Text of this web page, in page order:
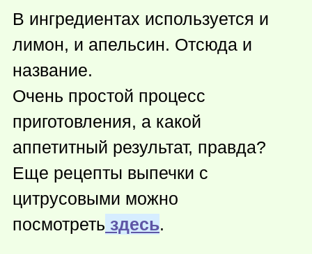
В ингредиентах используется и
лимон, и апельсин. Отсюда и
название.
Очень простой процесс
приготовления, а какой
аппетитный результат, правда?
Еще рецепты выпечки с
цитрусовыми можно
посмотреть здесь.